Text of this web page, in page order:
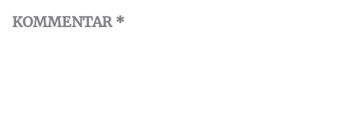
KOMMENTAR*